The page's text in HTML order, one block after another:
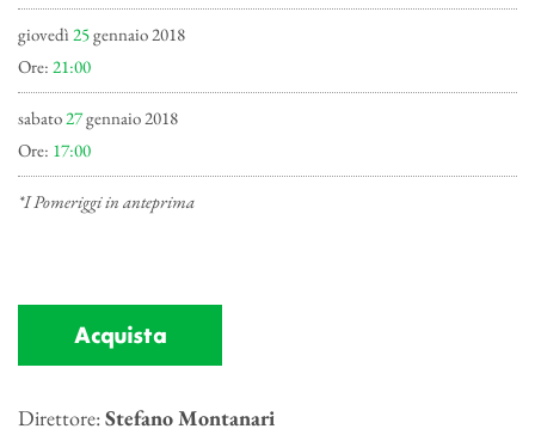
giovedì 25gennaio 2018
Ore: 21:00
sabato27gennaio 2018
Ore: 17:00
*I Pomeriggi in anteprima
Acquista
Direttore:Stefano Montanari